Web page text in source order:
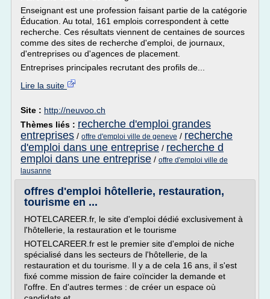
Enseignant est une profession faisant partie de la catégorie
Éducation. Au total, 161 emplois correspondent à cette
recherche. Ces résultats viennent de centaines de sources
comme des sites de recherche d'emploi, de journaux,
d'entreprises ou d'agences de placement.
Entreprises principales recrutant des profils de...
Lire la suite
Site : http://neuvoo.ch
Thèmes liés : recherche d'emploi grandes
entreprises / offre d'emploi ville de geneve / recherche
d'emploi dans une entreprise / recherche d
emploi dans une entreprise / offre d'emploi ville de
lausanne
offres d'emploi hôtellerie, restauration,
tourisme en ...
HOTELCAREER.fr, le site d'emploi dédié exclusivement à
l'hôtellerie, la restauration et le tourisme
HOTELCAREER.fr est le premier site d'emploi de niche
spécialisé dans les secteurs de l'hôtellerie, de la
restauration et du tourisme. Il y a de cela 16 ans, il s'est
fixé comme mission de faire coïncider la demande et
l'offre. En d'autres termes : de créer un espace où